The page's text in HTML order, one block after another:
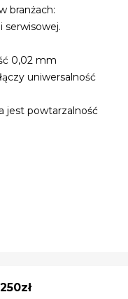
branżach:
serwisowej.
0,02 mm
uniwersalność
jest powtarzalność